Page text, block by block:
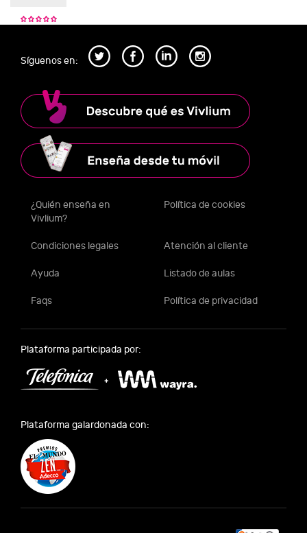
Síguenos en:
¿Quién enseña en
Vivlium?
Política de cookies
Condiciones legales Atención al cliente
Ayuda Listado de aulas
Faqs Política de privacidad
Plataforma participada por:
Plataforma galardonada con: